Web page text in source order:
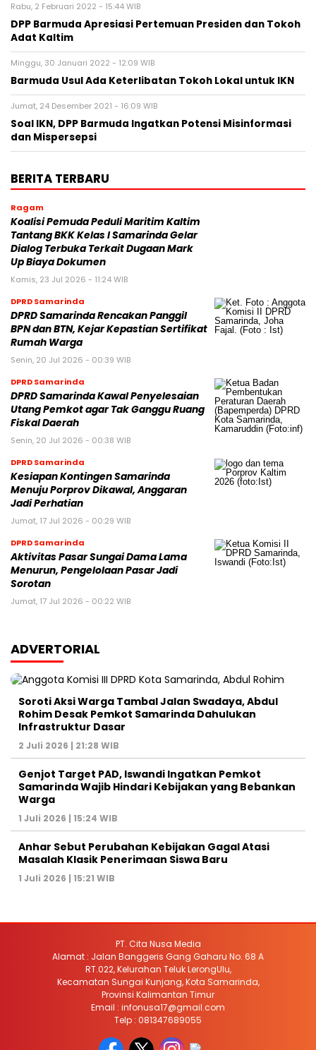
Rabu, 2 Februari 2022 - 15:44 WIB
DPP Barmuda Apresiasi Pertemuan Presiden dan Tokoh
Adat Kaltim
Minggu, 30 Januari 2022 - 12:09 WIB
Barmuda Usul Ada Keterlibatan Tokoh Lokal untuk IKN
Jumat, 24 Desember 2021 - 16:09 WIB
Soal IKN, DPP Barmuda Ingatkan Potensi Misinformasi
dan Mispersepsi
BERITA TERBARU
Ragam
Koalisi Pemuda Peduli Maritim Kaltim
Tantang BKK Kelas I Samarinda Gelar
Dialog Terbuka Terkait Dugaan Mark
Up Biaya Dokumen
Kamis, 23 Jul 2026 - 11:24 WIB
DPRD Samarinda
DPRD Samarinda Rencakan Panggil
BPN dan BTN, Kejar Kepastian Sertifikat
Rumah Warga
Senin, 20 Jul 2026 - 00:39 WIB
DPRD Samarinda
DPRD Samarinda Kawal Penyelesaian
Utang Pemkot agar Tak Ganggu Ruang
Fiskal Daerah
Senin, 20 Jul 2026 - 00:38 WIB
DPRD Samarinda
Kesiapan Kontingen Samarinda
Menuju Porprov Dikawal, Anggaran
Jadi Perhatian
Jumat, 17 Jul 2026 - 00:29 WIB
DPRD Samarinda
Aktivitas Pasar Sungai Dama Lama
Menurun, Pengelolaan Pasar Jadi
Sorotan
Jumat, 17 Jul 2026 - 00:22 WIB
ADVERTORIAL
Soroti Aksi Warga Tambal Jalan Swadaya, Abdul
Rohim Desak Pemkot Samarinda Dahulukan
Infrastruktur Dasar
2 Juli 2026 | 21:28 WIB
Genjot Target PAD, Iswandi Ingatkan Pemkot
Samarinda Wajib Hindari Kebijakan yang Bebankan
Warga
1 Juli 2026 | 15:24 WIB
Anhar Sebut Perubahan Kebijakan Gagal Atasi
Masalah Klasik Penerimaan Siswa Baru
1 Juli 2026 | 15:21 WIB
PT. Cita Nusa Media
Alamat : Jalan Banggeris Gang Gaharu No. 68 A
RT.022, Kelurahan Teluk LerongUlu,
Kecamatan Sungai Kunjang, Kota Samarinda,
Provinsi Kalimantan Timur
Email : infonusa17@gmail.com
Telp : 081347689055